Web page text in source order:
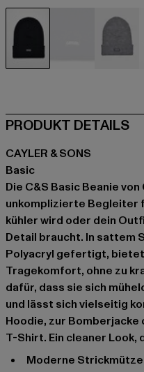
PRODUKT DETAILS
CAYLER & SONS
Basic
Die C&S Basic Beanie
unkomplizierte Begleiter
kühler wird oder dein
Detail braucht. In sattem
Polyacryl gefertigt,
Tragekomfort, ohne zu
dafür, dass sie sich
und lässt sich vielseitig
Hoodie, zur Bomberjacke
T-Shirt. Ein cleaner
Moderne Strickmütze für Damen und Herren von